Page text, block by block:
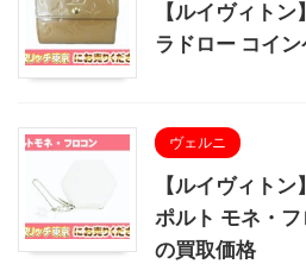
【ルイヴィト
ラドロー コイ
ヴェルニ
【ルイヴィト
ポルト モネ・
の買取価格